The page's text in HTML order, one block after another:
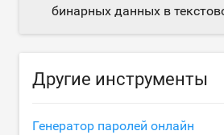
бинарных данных в
Другие инструменты
Генератор паролей онлайн